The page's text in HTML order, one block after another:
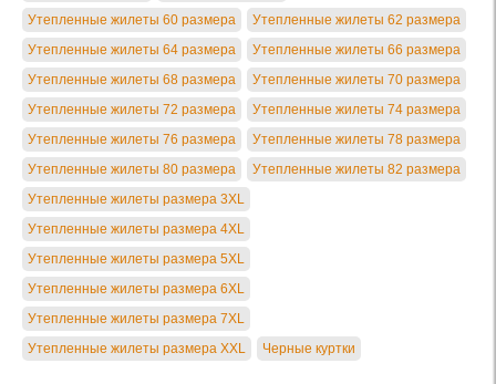
Утепленные жилеты 60 размера
Утепленные жилеты 62 размера
Утепленные жилеты 64 размера
Утепленные жилеты 66 размера
Утепленные жилеты 68 размера
Утепленные жилеты 70 размера
Утепленные жилеты 72 размера
Утепленные жилеты 74 размера
Утепленные жилеты 76 размера
Утепленные жилеты 78 размера
Утепленные жилеты 80 размера
Утепленные жилеты 82 размера
Утепленные жилеты размера 3XL
Утепленные жилеты размера 4XL
Утепленные жилеты размера 5XL
Утепленные жилеты размера 6XL
Утепленные жилеты размера 7XL
Утепленные жилеты размера XXL
Черные куртки